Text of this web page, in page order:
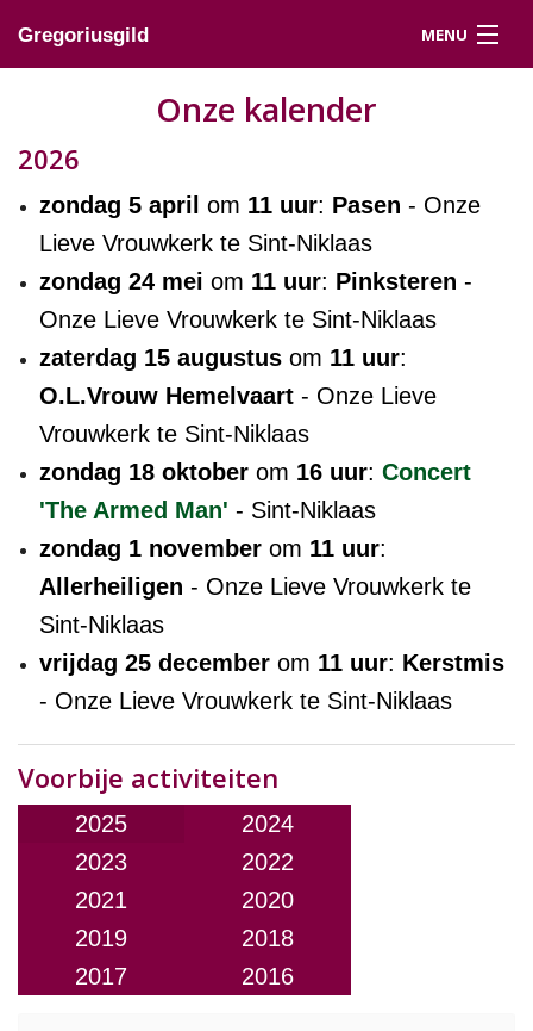
Gregoriusgild MENU
Concert 2026
Contact
Agenda
Over ons
Versterking
Onze kalender
2026
zondag 5 april om 11 uur: Pasen - Onze
Lieve Vrouwkerk te Sint-Niklaas
zondag 24 mei om 11 uur: Pinksteren -
Onze Lieve Vrouwkerk te Sint-Niklaas
zaterdag 15 augustus om 11 uur:
O.L.Vrouw Hemelvaart- Onze Lieve
Vrouwkerk te Sint-Niklaas
zondag 18 oktober om 16 uur: Concert
'The Armed Man' - Sint-Niklaas
zondag 1 november om 11 uur:
Allerheiligen - Onze Lieve Vrouwkerk te
Sint-Niklaas
vrijdag 25 december om 11 uur: Kerstmis
- Onze Lieve Vrouwkerk te Sint-Niklaas
Voorbije activiteiten
2025
2024
2023
2022
2021
2020
2019
2018
2017
2016